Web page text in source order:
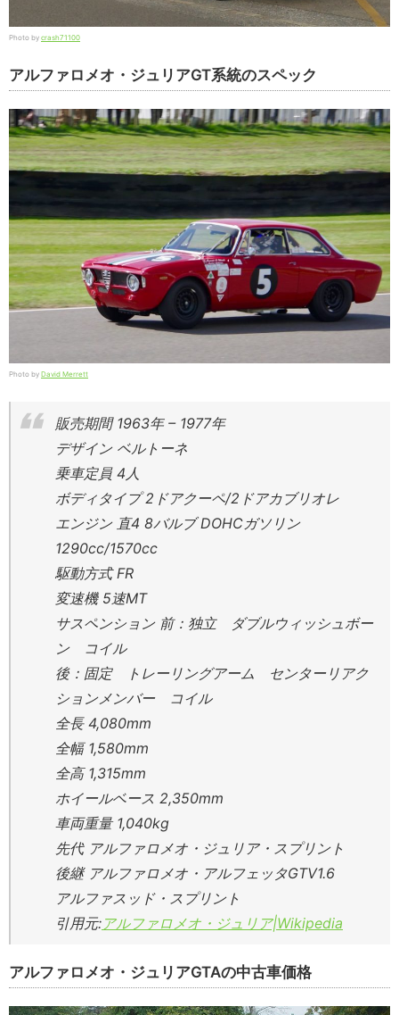
Photo by crash71100
アルファロメオ・ジュリアGT系統のスペック
Photo by David Merrett
販売期間 1963年 – 1977年
デザイン ベルトーネ
乗車定員 4人
ボディタイプ 2ドアクーペ/2ドアカブリオレ
エンジン 直4 8バルブ DOHCガソリン
1290cc/1570cc
駆動方式 FR
変速機 5速MT
サスペンション 前：独立 ダブルウィッシュボー
ン コイル
後：固定 トレーリングアーム センターリアク
ションメンバー コイル
全長 4,080mm
全幅 1,580mm
全高 1,315mm
ホイールベース 2,350mm
車両重量 1,040kg
先代 アルファロメオ・ジュリア・スプリント
後継 アルファロメオ・アルフェッタGTV1.6
アルファスッド・スプリント
引用元: アルファロメオ・ジュリア|Wikipedia
アルファロメオ・ジュリアGTAの中古車価格